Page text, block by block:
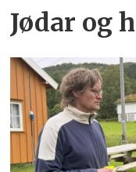
Jødar og